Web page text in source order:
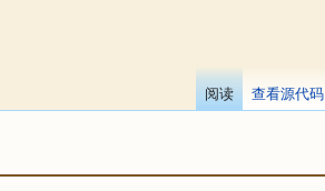
阅读 查看源代码